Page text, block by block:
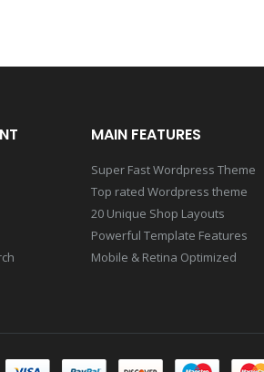
MAIN FEATURES
Super Fast Wordpress Theme
Top rated Wordpress theme
20 Unique Shop Layouts
Powerful Template Features
Mobile & Retina Optimized